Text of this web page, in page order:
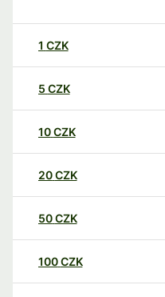
1 CZK
5 CZK
10CZK
20CZK
50CZK
100CZK